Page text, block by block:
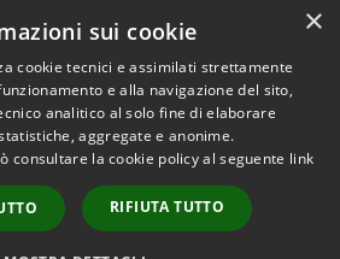
Copyright © 2026 • Comune di
Paola • Powered by
Municipium•
Accesso
redazione
×
sui cookie
cookie tecnici e assimilati strettamente
e alla navigazione del sito,
analitico al solo fine di elaborare
aggregate e anonime.
consultare la cookie policy al seguente link
RIFIUTA TUTTO